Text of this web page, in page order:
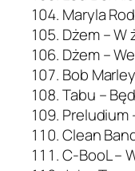
Maryla
Dżem –
Dżem –
Bob
Tabu –
Preludium
Clean
C-BooL –